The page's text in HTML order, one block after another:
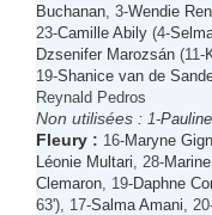
Buchanan , 3-Wendie
23-Camille Abily (4-
Dzsenifer Marozsán (11-
19-Shanice van de
Reynald Pedros
Non utilisées : 1-
Fleury : 16-Maryne
Léonie Multari , 28-
Clemaron , 19-Daphne
63'), 17-Salma Amani ,